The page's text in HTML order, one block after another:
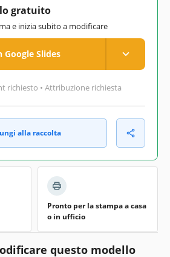
gratuito
e inizia subito a modificare
Google Slides
richiesto • Attribuzione richiesta
alla raccolta
Pronto per la stampa a casa
o in ufficio
questo modello